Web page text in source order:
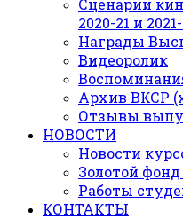
Сценарии
2020-21 и
Награды
Видеоролик
Архив ВКСР
Отзывы
НОВОСТИ
Новости
Золотой
Работы
КОНТАКТЫ